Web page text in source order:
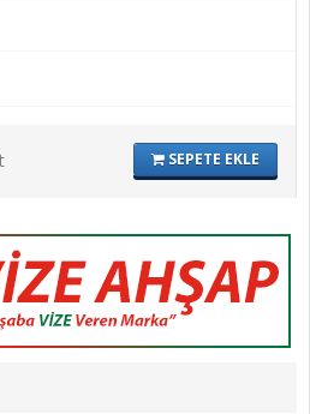
SEPETE EKLE